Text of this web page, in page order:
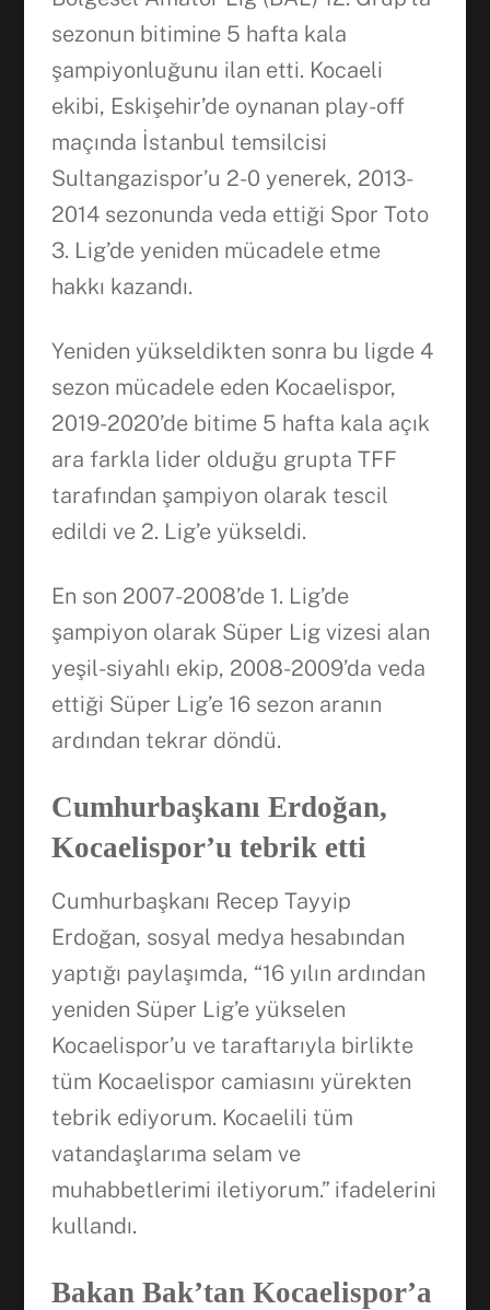
sezonun bitimine 5 hafta kala
şampiyonluğunu ilan etti. Kocaeli
ekibi, Eskişehir’de oynanan play-off
maçında İstanbul temsilcisi
Sultangazispor’u 2-0 yenerek, 2013-
2014 sezonunda veda ettiği Spor Toto
3. Lig’de yeniden mücadele etme
hakkı kazandı.
Yeniden yükseldikten sonra bu ligde 4
sezon mücadele eden Kocaelispor,
2019-2020’de bitime 5 hafta kala açık
ara farkla lider olduğu grupta TFF
tarafından şampiyon olarak tescil
edildi ve 2. Lig’e yükseldi.
En son 2007-2008’de 1. Lig’de
şampiyon olarak Süper Lig vizesi alan
yeşil-siyahlı ekip, 2008-2009’da veda
ettiği Süper Lig’e 16 sezon aranın
ardından tekrar döndü.
Cumhurbaşkanı Erdoğan,
Kocaelispor’u tebrik etti
Cumhurbaşkanı Recep Tayyip
Erdoğan, sosyal medya hesabından
yaptığı paylaşımda, “16 yılın ardından
yeniden Süper Lig’e yükselen
Kocaelispor’u ve taraftarıyla birlikte
tüm Kocaelispor camiasını yürekten
tebrik ediyorum. Kocaelili tüm
vatandaşlarıma selam ve
muhabbetlerimi iletiyorum.” ifadelerini
kullandı.
Bakan Bak’tan Kocaelispor’a